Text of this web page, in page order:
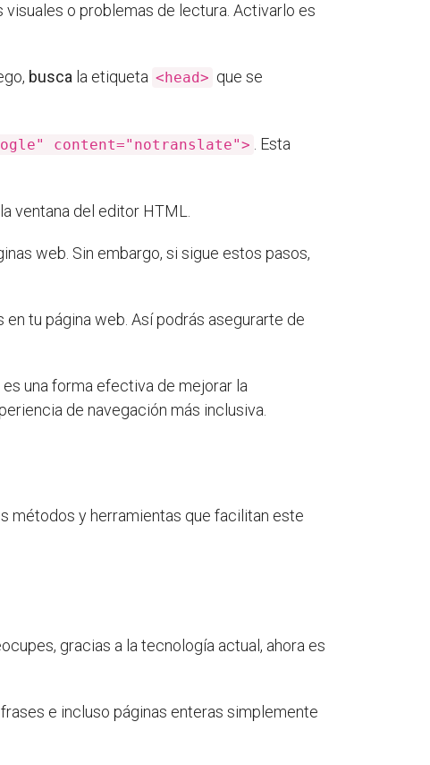
o problemas de lectura. Activarlo es
busca la etiqueta <head> que se
content="notranslate"> . Esta
ventana del editor HTML.
web. Sin embargo, si sigue estos pasos,
tu página web. Así podrás asegurarte de
una forma efectiva de mejorar la
de navegación más inclusiva.
métodos y herramientas que facilitan este
gracias a la tecnología actual, ahora es
e incluso páginas enteras simplemente